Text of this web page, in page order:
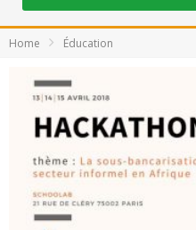
Home Éducation